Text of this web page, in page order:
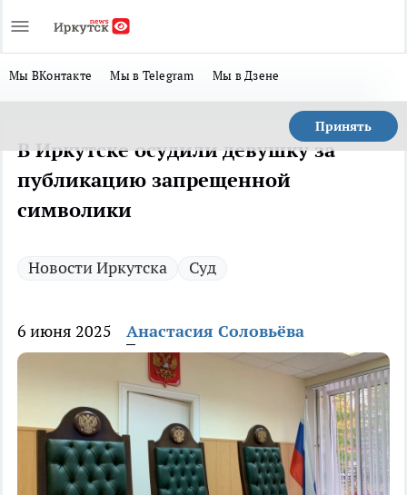
Мы ВКонтакте Мы в Telegram Мы в Дзене
Принять
В Иркутске осудили девушку за
публикацию запрещенной
символики
Новости Иркутска Суд
6 июня 2025 Анастасия Соловьёва